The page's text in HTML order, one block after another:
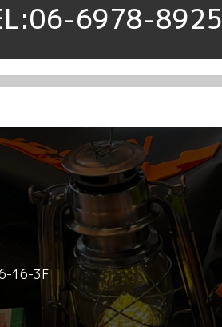
6978-8925
16-3F